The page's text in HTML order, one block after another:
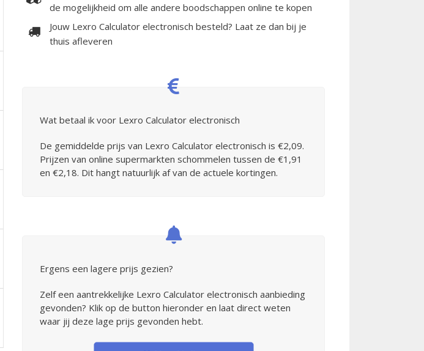
de mogelijkheid om alle andere boodschappen online te kopen
Jouw Lexro Calculator electronisch besteld? Laat ze dan bij je
thuis afleveren
Wat betaal ik voor Lexro Calculator electronisch
De gemiddelde prijs van Lexro Calculator electronisch is €2,09.
Prijzen van online supermarkten schommelen tussen de €1,91
en €2,18. Dit hangt natuurlijk af van de actuele kortingen.
Ergens een lagere prijs gezien?
Zelf een aantrekkelijke Lexro Calculator electronisch aanbieding
gevonden? Klik op de button hieronder en laat direct weten
waar jij deze lage prijs gevonden hebt.